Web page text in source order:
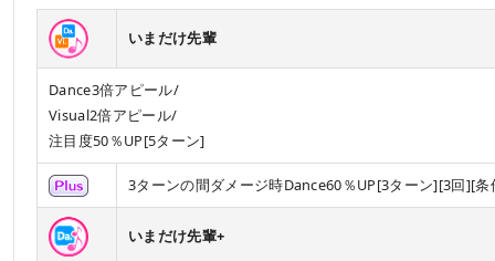
いまだけ先輩
Dance3倍アピール/
Visual2倍アピール/
注目度50％UP[5ターン]
3ターンの間ダメージ時Dance60％UP[3ターン][3回][
いまだけ先輩+